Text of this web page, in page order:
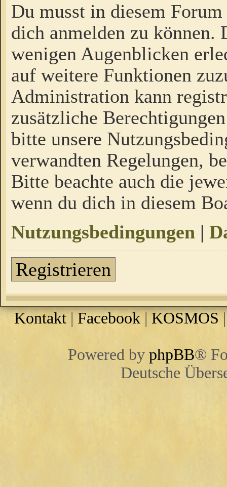
Du musst in diesem
dich anmelden zu
wenigen Augenblicken
auf weitere Funktionen
Administration kann
zusätzliche
bitte unsere
verwandten Regelungen,
Bitte beachte auch die
wenn du dich in diesem
Nutzungsbedingungen |
Registrieren
Kontakt | Facebook |KOSMOS
Powered by phpBB®
Deutsche